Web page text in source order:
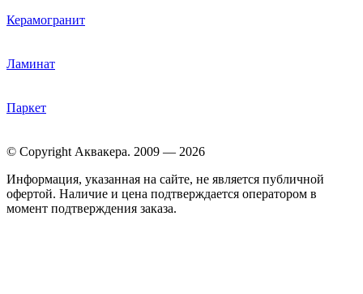
Керамогранит
Ламинат
Паркет
© Copyright Аквакера. 2009 — 2026
Информация, указанная на сайте, не является публичной
офертой. Наличие и цена подтверждается оператором в
момент подтверждения заказа.